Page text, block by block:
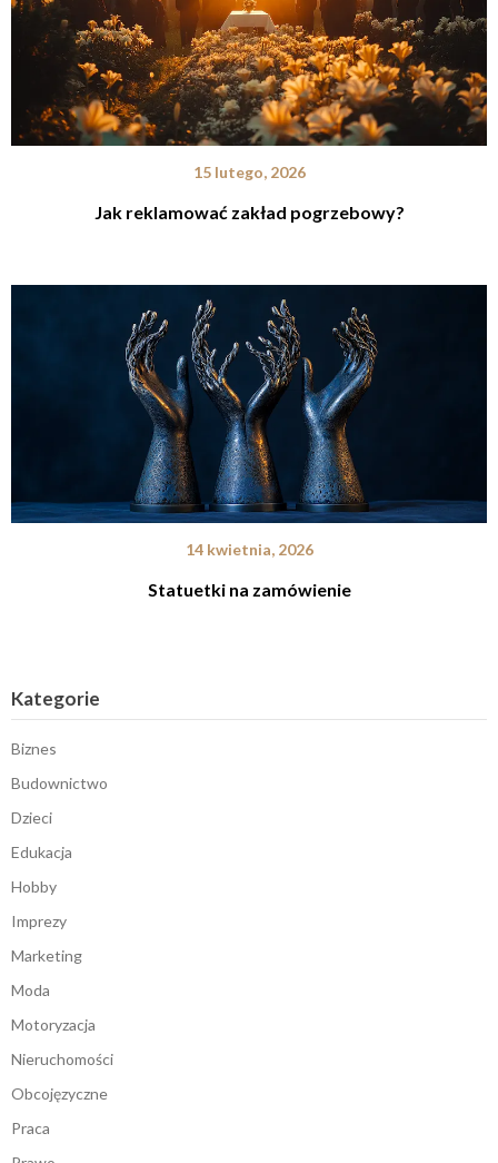
15 lutego, 2026
Jak reklamować zakład pogrzebowy?
14 kwietnia, 2026
Statuetki na zamówienie
Kategorie
Biznes
Budownictwo
Dzieci
Edukacja
Hobby
Imprezy
Marketing
Moda
Motoryzacja
Nieruchomości
Obcojęzyczne
Praca